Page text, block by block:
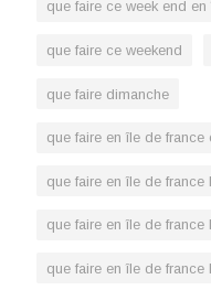
que faire ce week end
que faire ce weekend
que faire dimanche
que faire en île de france
que faire en île de france
que faire en île de france
que faire en île de france